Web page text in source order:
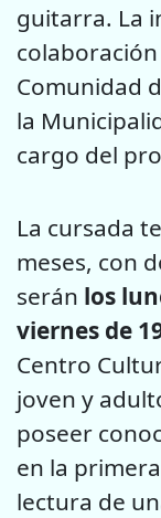
guitarra. La
Comunidad
la
cargo del
La cursada
meses, con
serán los
viernes de
Centro
joven y
poseer
en la
lectura de